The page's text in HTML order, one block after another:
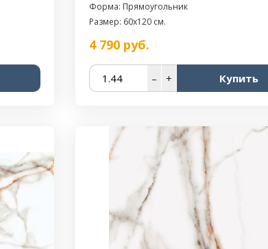
Форма: Прямоугольник
Размер: 60x120 см.
4 790руб.
– + Купить